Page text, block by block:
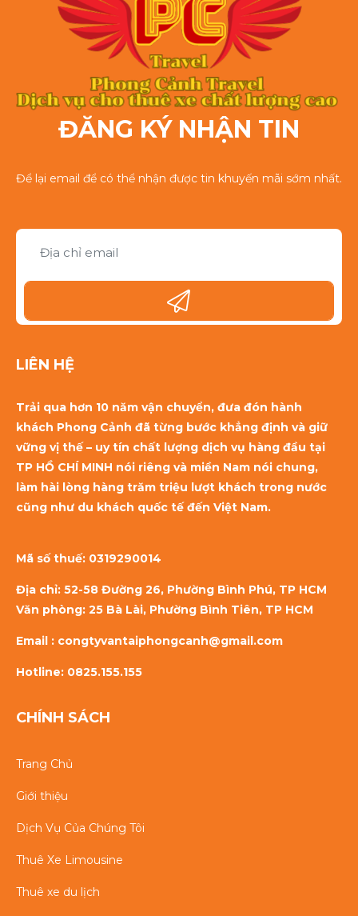
ĐĂNG KÝ NHẬN TIN
Để lại email để có thể nhận được tin khuyến mãi sớm nhất.
LIÊN HỆ
Trải qua hơn 10 năm vận chuyển, đưa đón hành
khách Phong Cảnh đã từng bước khẳng định và giữ
vững vị thế – uy tín chất lượng dịch vụ hàng đầu tại
TP HỒ CHÍ MINH nói riêng và miền Nam nói chung,
làm hài lòng hàng trăm triệu lượt khách trong nước
cũng như du khách quốc tế đến Việt Nam.
Mã số thuế: 0319290014
Địa chỉ: 52-58 Đường 26, Phường Bình Phú, TP HCM
Văn phòng: 25 Bà Lài, Phường Bình Tiên, TP HCM
Email : congtyvantaiphongcanh@gmail.com
Hotline: 0825.155.155
CHÍNH SÁCH
Trang Chủ
Giới thiệu
Dịch Vụ Của Chúng Tôi
Thuê Xe Limousine
Thuê xe du lịch